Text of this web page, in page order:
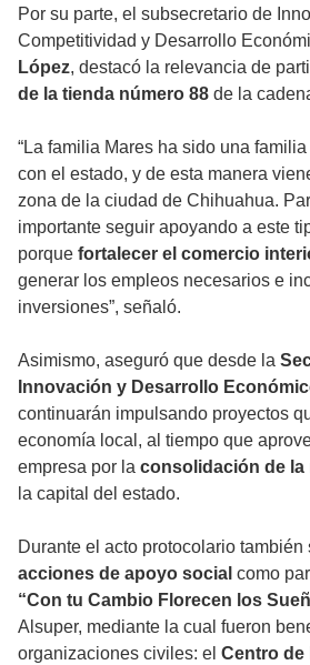
Por su parte, el subsecretario de
Competitividad y Desarrollo
López, destacó la relevancia de
de la tienda número 88 de la
“La familia Mares ha sido una
con el estado, y de esta manera
zona de la ciudad de Chihuahua.
importante seguir apoyando a este
porque fortalecer el comercio
generar los empleos necesarios e
inversiones”, señaló.
Asimismo, aseguró que desde la
Innovación y Desarrollo
continuarán impulsando proyectos
economía local, al tiempo que
empresa por la consolidación de la
la capital del estado.
Durante el acto protocolario también
acciones de apoyo social como
“Con tu Cambio Florecen los
Alsuper, mediante la cual fueron
organizaciones civiles: el Centro de